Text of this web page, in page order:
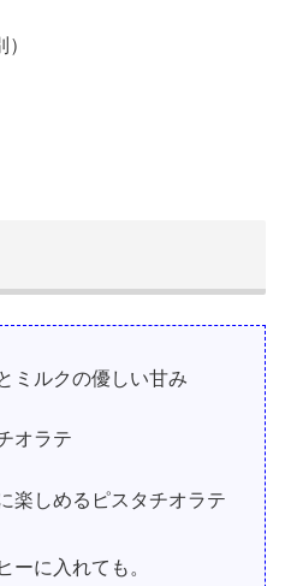
ミルクの優しい甘み
オラテ
楽しめるピスタチオラテ
ーに入れても。